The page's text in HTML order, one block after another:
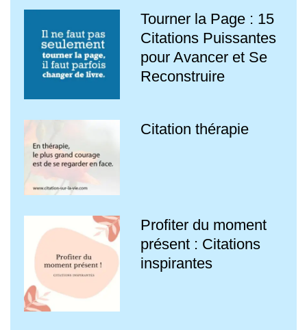
Tourner la Page : 15
Citations Puissantes
pour Avancer et Se
Reconstruire
Citation thérapie
Profiter du moment
présent : Citations
inspirantes